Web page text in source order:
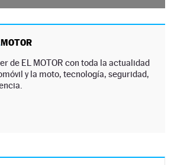
MOTOR
de EL MOTOR con toda la actualidad
y la moto, tecnología, seguridad,